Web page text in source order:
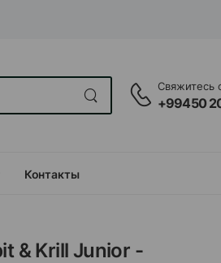
Свяжитесь
+99450
Контакты
& Krill Junior -